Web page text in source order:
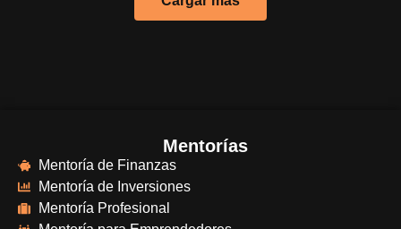
Mentorías
Mentoría de Finanzas
Mentoría de Inversiones
Mentoría Profesional